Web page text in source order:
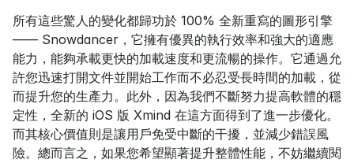
所有這些驚人的變化都歸功於 100% 全新重寫的圖形引擎
—— Snowdancer，它擁有優異的執行效率和強大的適應
能力，能夠承載更快的加載速度和更流暢的操作。它通過允
許您迅速打開文件並開始工作而不必忍受長時間的加載，從
而提升您的生產力。此外，因為我們不斷努力提高軟體的穩
定性，全新的 iOS 版 Xmind 在這方面得到了進一步優化。
而其核心價值則是讓用戶免受中斷的干擾，並減少錯誤風
險。總而言之，如果您希望顯著提升整體性能，不妨繼續閱